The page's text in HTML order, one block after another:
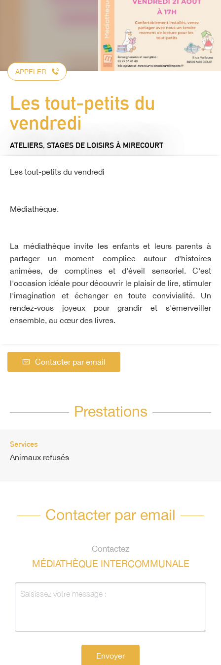
APPELER
Les tout-petits du
vendredi
ATELIERS, STAGES DE LOISIRS À MIRECOURT
Les tout-petits du vendredi
Médiathèque.
La médiathèque invite les enfants et leurs parents à
partager un moment complice autour d'histoires
animées, de comptines et d'éveil sensoriel. C'est
l'occasion idéale pour découvrir le plaisir de lire, stimuler
l'imagination et échanger en toute convivialité. Un
rendez-vous joyeux pour grandir et s'émerveiller
ensemble, au cœur des livres.
Contacter par email
Prestations
Services
Animaux refusés
Contacter par email
Contactez
MÉDIATHÈQUE INTERCOMMUNALE
Envoyer